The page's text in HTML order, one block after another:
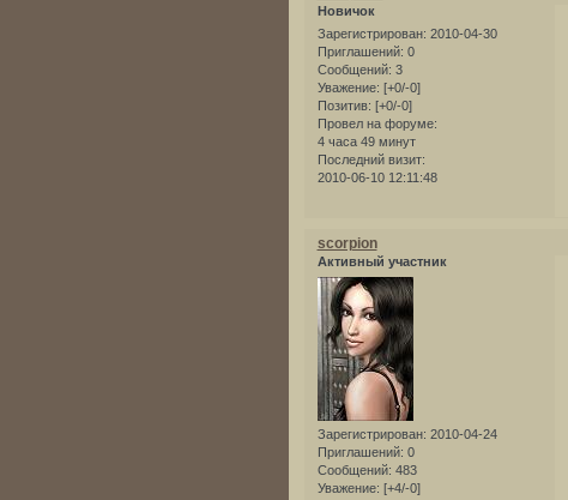
Новичок
Зарегистрирован: 2010-04-30
Приглашений: 0
Сообщений: 3
Уважение: [+0/-0]
Позитив: [+0/-0]
Провел на форуме:
4 часа 49 минут
Последний визит:
2010-06-10 12:11:48
scorpion
Активный участник
Зарегистрирован: 2010-04-24
Приглашений: 0
Сообщений: 483
Уважение: [+4/-0]